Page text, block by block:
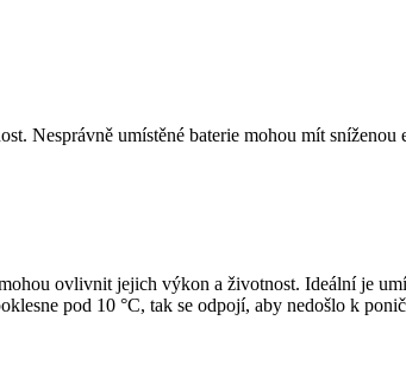
Nesprávně umístěné baterie mohou mít
ovlivnit jejich výkon a životnost. Ideální je
pod 10 °C, tak se odpojí, aby nedošlo k